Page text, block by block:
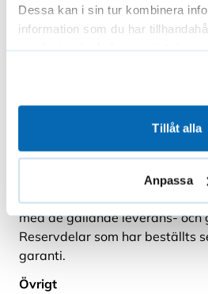
Dessa kan i sin tur kombinera
information som du har
Tillåt alla
Anpassa
outlösta paket. Solar har rätt
och returkostnad på 15 € för
hämtas ut.
SOLAR-standardprodukter
måttbeställningsarbeten har
ska i samband med
med de gällande leverans- och
Reservdelar som har beställts
garanti.
Övrigt